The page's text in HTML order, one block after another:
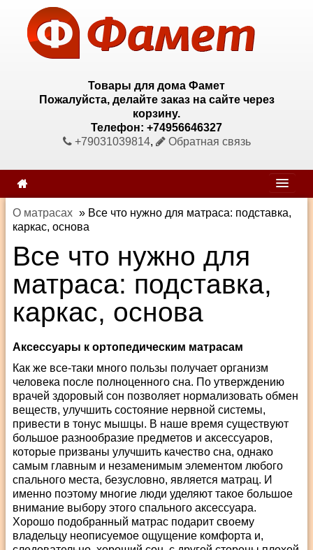
Товары для дома Фамет
Пожалуйста, делайте заказ на сайте через
корзину.
Телефон: +74956646327
+79031039814, Обратная связь
О матрасах » Все что нужно для матраса: подставка,
каркас, основа
Все что нужно для
матраса: подставка,
каркас, основа
Аксессуары к ортопедическим матрасам
Как же все-таки много пользы получает организм
человека после полноценного сна. По утверждению
врачей здоровый сон позволяет нормализовать обмен
веществ, улучшить состояние нервной системы,
привести в тонус мышцы. В наше время существуют
большое разнообразие предметов и аксессуаров,
которые призваны улучшить качество сна, однако
самым главным и незаменимым элементом любого
спального места, безусловно, является матрац. И
именно поэтому многие люди уделяют такое большое
внимание выбору этого спального аксессуара.
Хорошо подобранный матрас подарит своему
владельцу неописуемое ощущение комфорта и,